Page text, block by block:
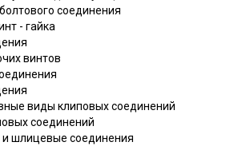
соединения
- гайка
винтов
виды клиповых соединений
соединений
шлицевые соединения